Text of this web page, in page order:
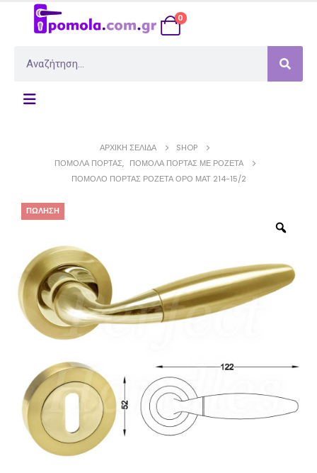
0
ΑΡΧΙΚΉ ΣΕΛΊΔΑ
SHOP
ΠΌΜΟΛΑ ΠΌΡΤΑΣ, ΠΌΜΟΛΑ ΠΌΡΤΑΣ ΜΕ ΡΟΖΈΤΑ
ΠΌΜΟΛΟ ΠΌΡΤΑΣ ΡΟΖΈΤΑ ΌΡΟ ΜΑΤ 214-15/2
ΠΏΛΗΣΗ